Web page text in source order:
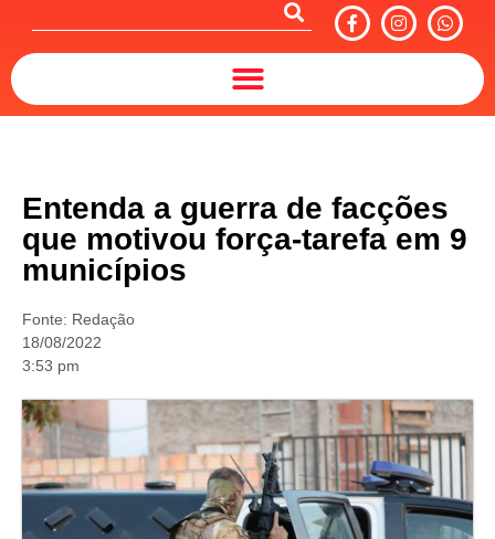
Entenda a guerra de facções
que motivou força-tarefa em 9
municípios
Fonte: Redação
18/08/2022
3:53 pm